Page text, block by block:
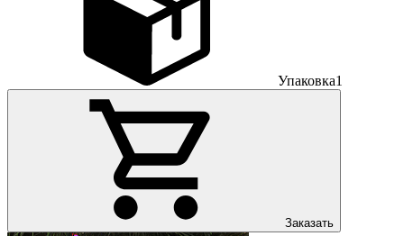
Упаковка1
Заказать